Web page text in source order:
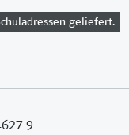
geliefert.
9